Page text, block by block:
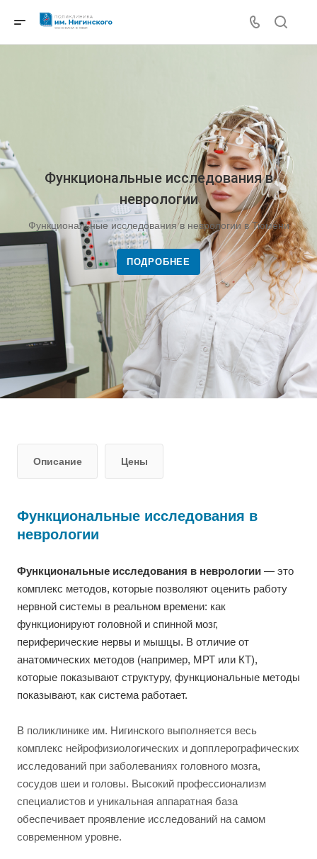
Функциональные исследования в
неврологии
Функциональные исследования в неврологии в Тюмени
ПОДРОБНЕЕ
Описание Цены
Функциональные исследования в
неврологии
Функциональные исследования в неврологии — это
комплекс методов, которые позволяют оценить работу
нервной системы в реальном времени: как
функционируют головной и спинной мозг,
периферические нервы и мышцы. В отличие от
анатомических методов (например, МРТ или КТ),
которые показывают структуру, функциональные методы
показывают, как система работает.
В поликлинике им. Нигинского выполняется весь
комплекс нейрофизиологических и допплерографических
исследований при заболеваниях головного мозга,
сосудов шеи и головы. Высокий профессионализм
специалистов и уникальная аппаратная база
обеспечивает проявление исследований на самом
современном уровне.